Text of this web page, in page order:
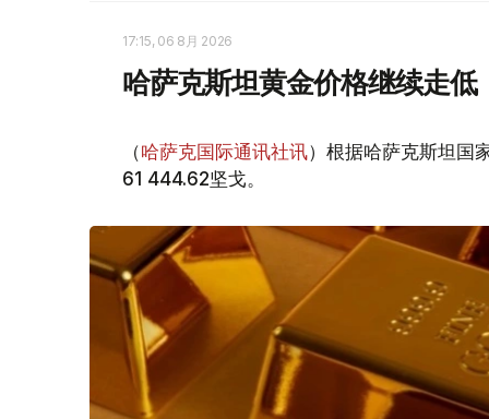
17:15, 06 8月 2026
哈萨克斯坦黄金价格继续走低
（哈萨克国际通讯社讯）根据哈萨克斯坦国
61 444.62坚戈。